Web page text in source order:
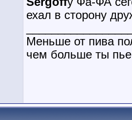
ехал в сторону
Меньше от пива
чем больше ты